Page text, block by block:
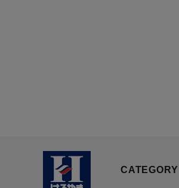
CATEGORY